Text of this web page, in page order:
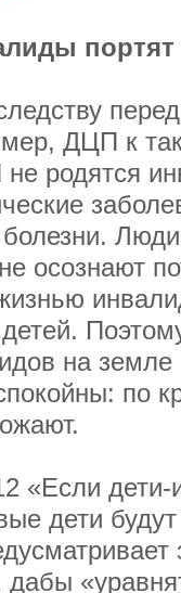
ДЦП к
родятся
болезни.
осознают
на
по
«Если дети-
дети
дабы